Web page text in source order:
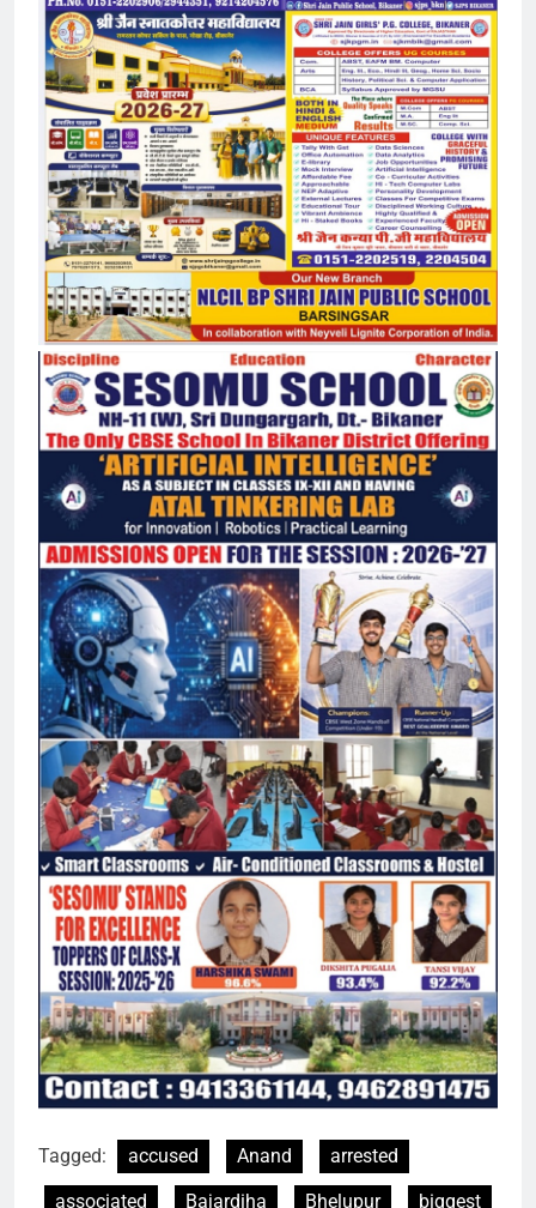
Tagged: accused Anand
arrested
associated
Bajardiha Bhelupur biggest